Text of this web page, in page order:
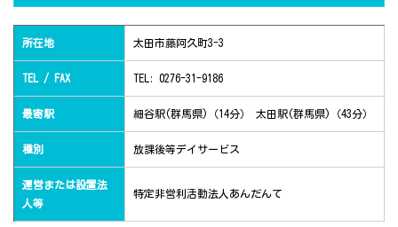
所在地 太田市藤阿久町3-3
TEL / FAX TEL: 0276-31-9186
最寄駅 細谷駅(群馬県)（14分） 太田駅(群馬県)（43分）
種別 放課後等デイサービス
運営または設置法
人等
特定非営利活動法人あんだんて